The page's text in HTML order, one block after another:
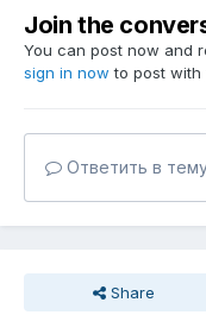
Join the
You can post now and
sign in now to post with
Ответить в
Share